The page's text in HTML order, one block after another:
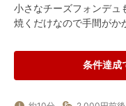
小さなチーズフォンデュ
焼くだけなので手間がか
条件達成